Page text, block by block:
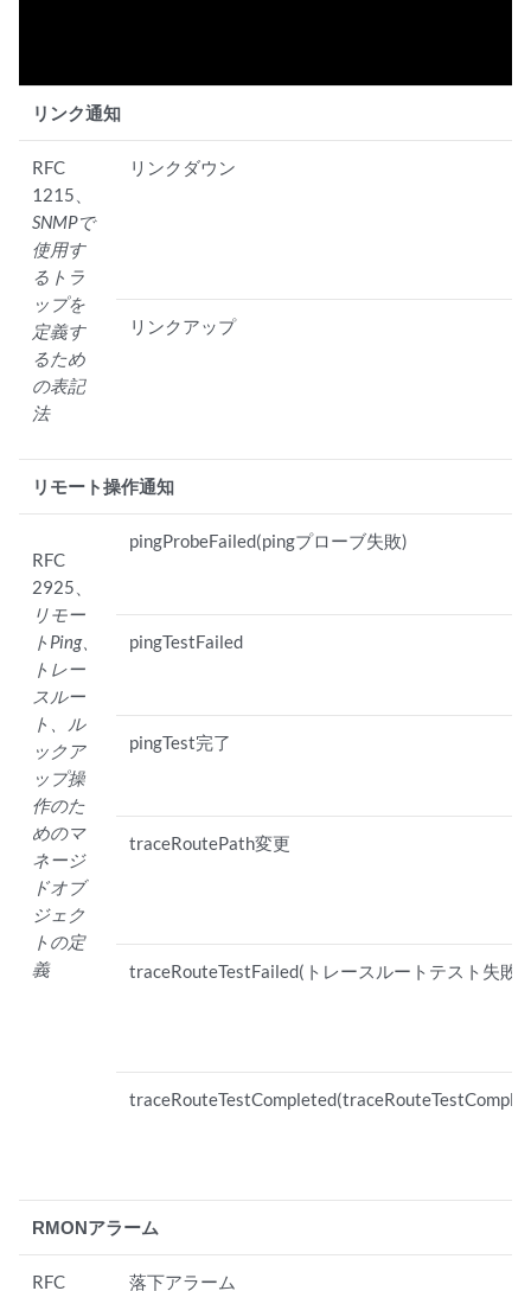
リンク通知
RFC
1215、
SNMPで
使用す
るトラ
ップを
定義す
るため
の表記
法
リンクダウン
リンクアップ
リモート操作通知
RFC
2925、
リモー
トPing、
トレー
スルー
ト、ル
ックア
ップ操
作のた
めのマ
ネージ
ドオブ
ジェク
トの定
義
pingProbeFailed(pingプローブ失敗)
pingTestFailed
pingTest完了
traceRoutePath変更
traceRouteTestFailed(トレースルートテスト失敗)
RMONアラーム
RFC 落下アラーム